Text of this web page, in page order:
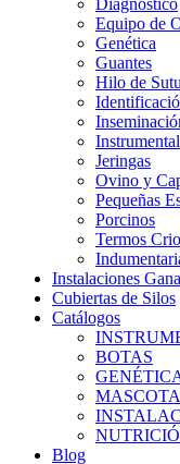
Equipo de
Genética
Guantes
Hilo de
Instrumental
Jeringas
Ovino y
Pequeñas
Porcinos
Termos
Instalaciones
Cubiertas de Silos
Catálogos
BOTAS
Blog